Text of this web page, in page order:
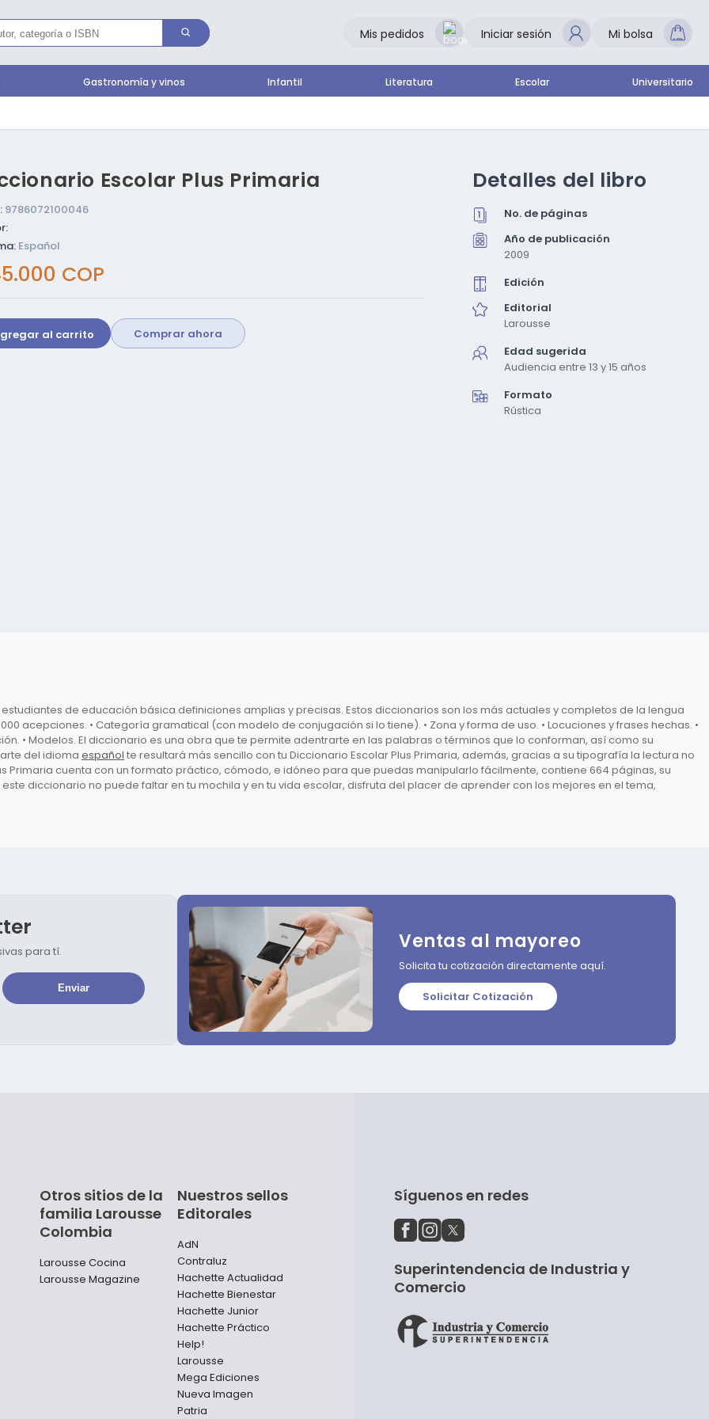
Mis pedidos Iniciar sesión Mi bolsa
Gastronomía y vinos Infantil Literatura Escolar Universitario
Escolar Plus Primaria
9786072100046
Español
COP
al carrito Comprar ahora
Detalles del libro
No. de páginas
Año de publicación
2009
Edición
Editorial
Larousse
Edad sugerida
Audiencia entre 13 y 15 años
Formato
Rústica
de educación básica definiciones amplias y precisas. Estos diccionarios son los más actuales y completos de la lengua
acepciones. • Categoría gramatical (con modelo de conjugación si lo tiene). • Zona y forma de uso. • Locuciones y frases hechas. •
• Modelos. El diccionario es una obra que te permite adentrarte en las palabras o términos que lo conforman, así como su
del idioma español te resultará más sencillo con tu Diccionario Escolar Plus Primaria, además, gracias a su tipografía la lectura no
Primaria cuenta con un formato práctico, cómodo, e idóneo para que puedas manipularlo fácilmente, contiene 664 páginas, su
diccionario no puede faltar en tu mochila y en tu vida escolar, disfruta del placer de aprender con los mejores en el tema,
para tí. Ventas al mayoreo
Solicita tu cotización directamente aquí.
Solicitar Cotización
Otros sitios de la
familia Larousse
Colombia
Larousse Cocina
Larousse Magazine
Nuestros sellos
Editorales
AdN
Contraluz
Hachette Actualidad
Hachette Bienestar
Hachette Junior
Hachette Práctico
Help!
Larousse
Mega Ediciones
Nueva Imagen
Patria
Síguenos en redes
Superintendencia de Industria y
Comercio